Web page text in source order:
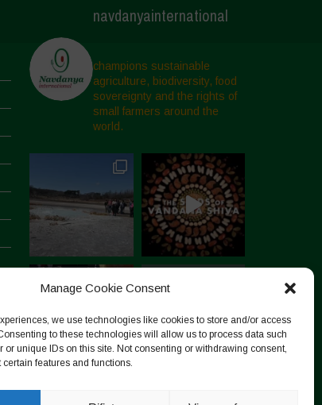
Manage Cookie Consent
we use technologies like cookies to store and/or access
to these technologies will allow us to process data such
or unique IDs on this site. Not consenting or withdrawing consent,
features and functions.
navdanyainternational
champions sustainable
agriculture, biodiversity, food
sovereignty and the rights of
small farmers around the
world.